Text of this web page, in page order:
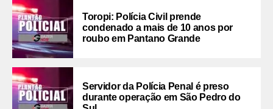
Toropi: Polícia Civil prende
condenado a mais de 10 anos por
roubo em Pantano Grande
Servidor da Polícia Penal é preso
durante operação em São Pedro do